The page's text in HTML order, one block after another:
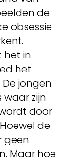
de
obsessie
het in
het
jongen
waar zijn
door
de
geen
Maar hoe